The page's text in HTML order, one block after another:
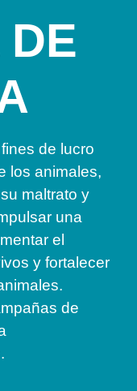
de lucro
los animales,
maltrato y
una
el
y fortalecer
de